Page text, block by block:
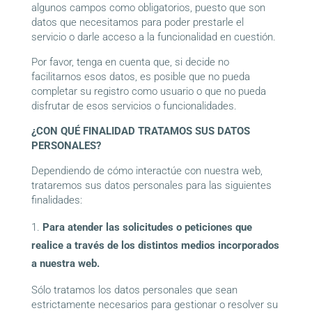
algunos campos como obligatorios, puesto que son
datos que necesitamos para poder prestarle el
servicio o darle acceso a la funcionalidad en cuestión.
Por favor, tenga en cuenta que, si decide no
facilitarnos esos datos, es posible que no pueda
completar su registro como usuario o que no pueda
disfrutar de esos servicios o funcionalidades.
¿CON QUÉ FINALIDAD TRATAMOS SUS DATOS
PERSONALES?
Dependiendo de cómo interactúe con nuestra web,
trataremos sus datos personales para las siguientes
finalidades:
Para atender las solicitudes o peticiones que
realice a través de los distintos medios incorporados
a nuestra web.
Sólo tratamos los datos personales que sean
estrictamente necesarios para gestionar o resolver su